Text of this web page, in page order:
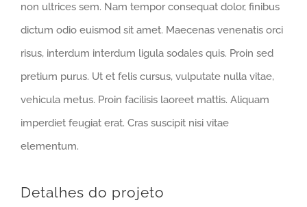
non ultrices sem. Nam tempor consequat dolor, finibus
dictum odio euismod sit amet. Maecenas venenatis orci
risus, interdum interdum ligula sodales quis. Proin sed
pretium purus. Ut et felis cursus, vulputate nulla vitae,
vehicula metus. Proin facilisis laoreet mattis. Aliquam
imperdiet feugiat erat. Cras suscipit nisi vitae
elementum.
Detalhes do projeto